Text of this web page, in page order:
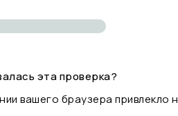
эта проверка?
вашего браузера привлекло